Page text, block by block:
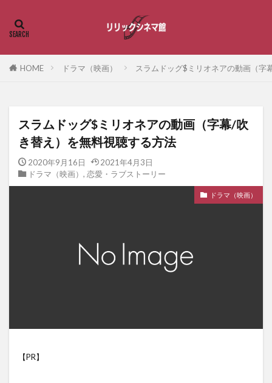
HOME ドラマ（映画） スラムドッグ$ミリオネアの動画（字
スラムドッグ$ミリオネアの動画（字幕/吹
き替え）を無料視聴する方法
2020年9月16日
2021年4月3日
ドラマ（映画） , 恋愛・ラブストーリー
ドラマ（映画）
【PR】